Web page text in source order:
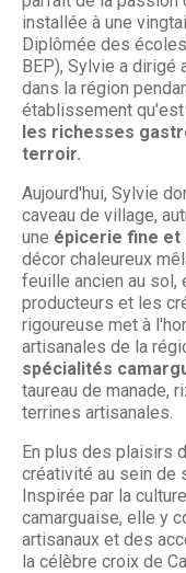
installée à une
Diplômée des
BEP), Sylvie a dirigé
dans la région
établissement
les richesses
terroir.
Aujourd'hui, Sylvie
caveau de village,
une épicerie fine et
décor chaleureux
feuille ancien au
producteurs et les
rigoureuse met à
artisanales de la
spécialités
taureau de manade,
terrines artisanales.
En plus des plaisirs
créativité au sein de
Inspirée par la
camarguaise, elle y
artisanaux et des
la célèbre croix de